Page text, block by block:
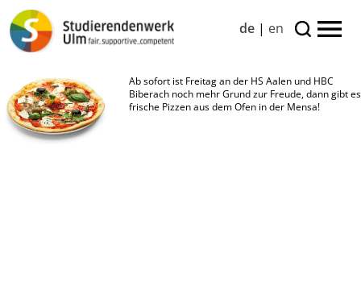
de| en
Ab sofort ist Freitag an der HS Aalen und HBC
Biberach noch mehr Grund zur Freude, dann gibt es
frische Pizzen aus dem Ofen in der Mensa!